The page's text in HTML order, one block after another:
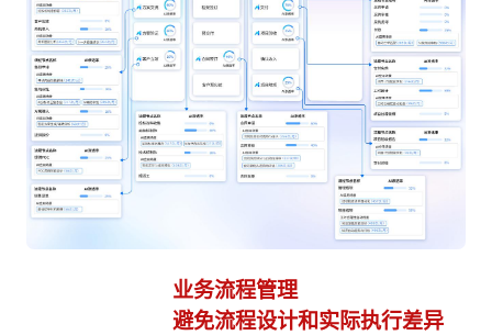
避免流程设计和实际执行差异